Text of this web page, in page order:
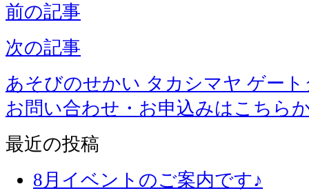
前の記事
次の記事
あそびのせかい タカシマヤ ゲー
お問い合わせ・お申込みはこちら
最近の投稿
8月イベントのご案内です♪